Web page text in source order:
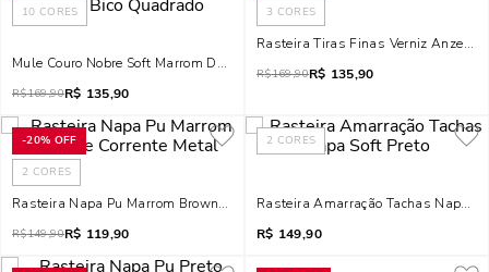
10 CORES
Mule Couro Nobre Soft Marrom Doce De Leite Salto Bloco Bico Quadrado
R$169,90R$ 135,90
3 CORES
Rasteira Tiras Finas Verniz Anzeli
R$169,90R$ 135,90
-20% OFF
2 CORES
Rasteira Napa Pu Marrom Brownie Corrente Metal
R$149,90R$ 119,90
2 CORES
Rasteira Amarração Tachas Napa
R$ 149,90